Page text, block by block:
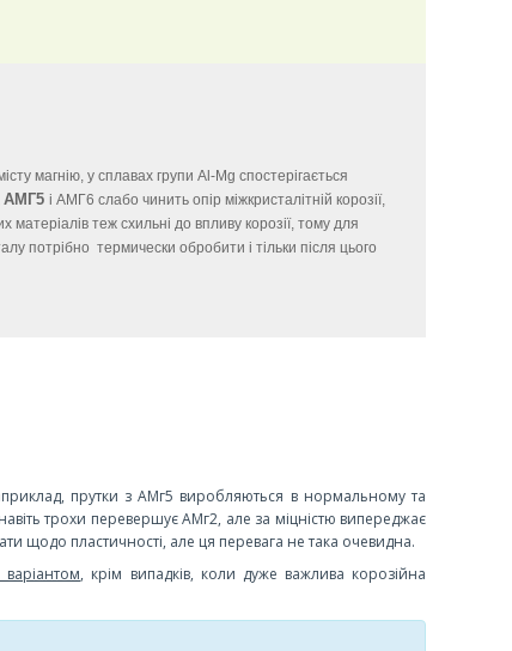
магнію, у сплавах групи Al-Mg спостерігається
АМГ5 і АМГ6 слабо чинить опір міжкристалітній корозії,
теж схильні до впливу корозії, тому для
потрібно термически обробити і тільки після цього
прутки з АМг5 виробляються в нормальному та
трохи перевершує АМг2, але за міцністю випереджає
щодо пластичності, але ця перевага не така очевидна.
, крім випадків, коли дуже важлива корозійна